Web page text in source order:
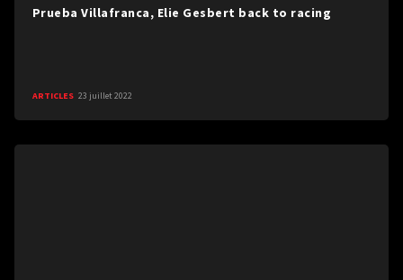
Prueba Villafranca, Elie Gesbert back to racing
ARTICLES 23 juillet 2022